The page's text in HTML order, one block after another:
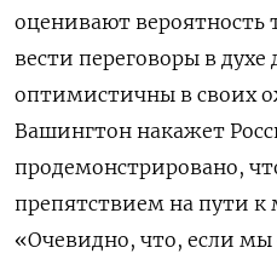
оценивают вероятность
вести переговоры в
оптимистичны в своих
Вашингтон накажет
продемонстрировано,
препятствием на пути к
«Очевидно, что, если